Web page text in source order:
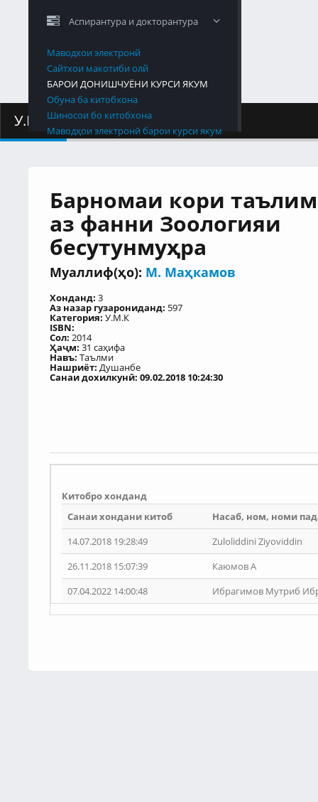
Аспирантура и докторантура
Маводхои электронй
Сайтхои макотиби олй
БАРОИ ДОНИШЧУЁНИ КУРСИ ЯКУМ
Обуна ба китобхона
Шиносои бо китобхона
Маводҳои электронӣ барои курси якум
У.М.К
Барномаи кори таълим
аз фанни Зоологияи
бесутунмуҳра
Муаллиф(ҳо): М. Маҳкамов
Хонданд: 3
Аз назар гузарониданд: 597
Категория: У.М.К
ISBN:
Сол: 2014
Ҳаҷм: 31 саҳифа
Навъ: Таълми
Нашриёт: Душанбе
Санаи дохилкунӣ: 09.02.2018 10:24:30
Китобро хонданд
Санаи хондани китоб
Насаб, ном, номи
14.07.2018 19:28:49
Zuloliddini Ziyoviddin
26.11.2018 15:07:39
Каюмов А
07.04.2022 14:00:48
Ибрагимов Мутриб